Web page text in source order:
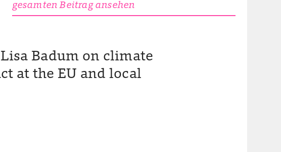
gesamten Beitrag ansehen
Badum on climate
at the EU and local